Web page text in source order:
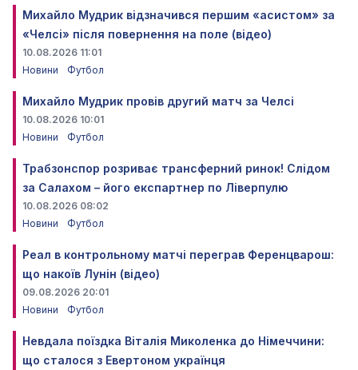
Михайло Мудрик відзначився першим «асистом» за
«Челсі» після повернення на поле (відео)
10.08.2026 11:01
Новини
Футбол
Михайло Мудрик провів другий матч за Челсі
10.08.2026 10:01
Новини
Футбол
Трабзонспор розриває трансферний ринок! Слідом
за Салахом – його експартнер по Ліверпулю
10.08.2026 08:02
Новини
Футбол
Реал в контрольному матчі переграв Ференцварош:
що накоїв Лунін (відео)
09.08.2026 20:01
Новини
Футбол
Невдала поїздка Віталія Миколенка до Німеччини:
що сталося з Евертоном українця